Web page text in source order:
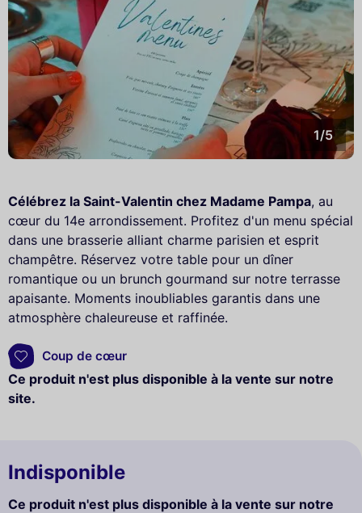
1/5
Célébrez la Saint-Valentin chez Madame Pampa, au
cœur du 14e arrondissement. Profitez d'un menu spécial
dans une brasserie alliant charme parisien et esprit
champêtre. Réservez votre table pour un dîner
romantique ou un brunch gourmand sur notre terrasse
apaisante. Moments inoubliables garantis dans une
atmosphère chaleureuse et raffinée.
Coup de cœur
Ce produit n'est plus disponible à la vente sur notre
site.
Indisponible
Ce produit n'est plus disponible à la vente sur notre